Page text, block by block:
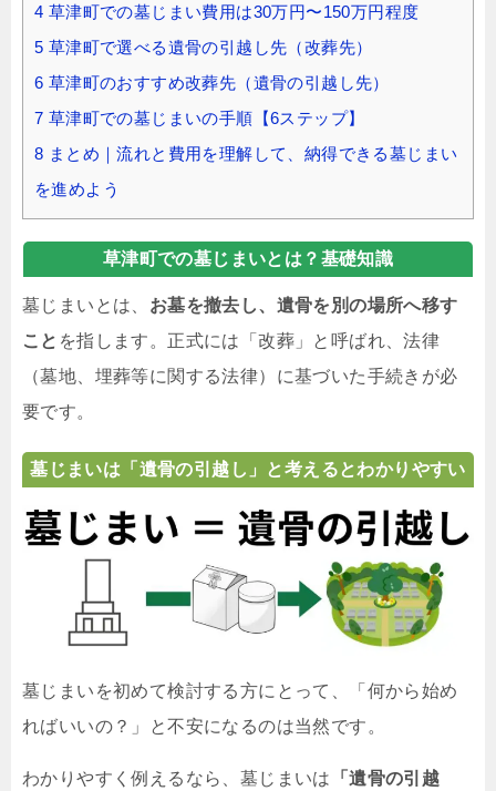
4 草津町での墓じまい費用は30万円〜150万円程度
5 草津町で選べる遺骨の引越し先（改葬先）
6 草津町のおすすめ改葬先（遺骨の引越し先）
7 草津町での墓じまいの手順【6ステップ】
8 まとめ｜流れと費用を理解して、納得できる墓じまい
を進めよう
草津町での墓じまいとは？基礎知識
墓じまいとは、 お墓を撤去し、遺骨を別の場所へ移す
こと を指します。正式には「改葬」と呼ばれ、法律
（墓地、埋葬等に関する法律）に基づいた手続きが必
要です。
墓じまいは「遺骨の引越し」と考えるとわかりやすい
墓じまいを初めて検討する方にとって、「何から始め
ればいいの？」と不安になるのは当然です。
わかりやすく例えるなら、墓じまいは
「遺骨の引越